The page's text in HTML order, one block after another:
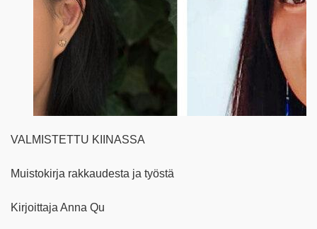
VALMISTETTU KIINASSA
Muistokirja rakkaudesta ja työstä
Kirjoittaja Anna Qu